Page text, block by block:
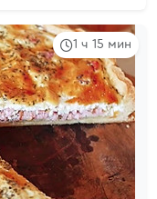
1 ч 15 мин